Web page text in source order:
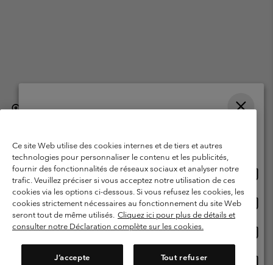
België (Nederlands) | English ›| français ›
Gebruiksvoorwaarden
Verkoopvoorwaarden
Garantie
Privacybeleid
Gebruiksvoorwaarden voor lidmaatschap
Voorwaarden voor door gebruikers gegenereerde inhoud
Impressum
Cookies
Helpcentrum: Maan-Vrij. 9:00 - 13:00 & 14:00- 18:00
Ce site Web utilise des cookies internes et de tiers et autres
technologies pour personnaliser le contenu et les publicités,
fournir des fonctionnalités de réseaux sociaux et analyser notre
trafic. Veuillez préciser si vous acceptez notre utilisation de ces
cookies via les options ci-dessous. Si vous refusez les cookies, les
cookies strictement nécessaires au fonctionnement du site Web
seront tout de même utilisés. Cliquez ici pour plus de détails et
consulter notre Déclaration complète sur les cookies.
J’accepte Tout refuser
Online shoppen beschikbaar
United States
Belgium-English
Belgium-Français
Belgium-Dutch